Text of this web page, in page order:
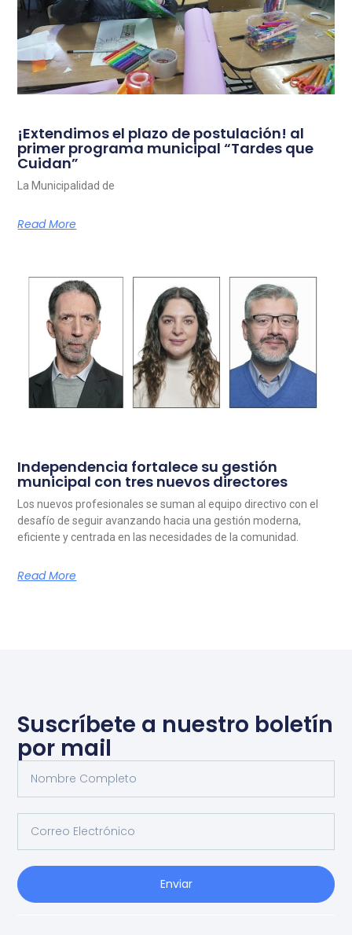
¡Extendimos el plazo de postulación! al
primer programa municipal “Tardes que
Cuidan”
La Municipalidad de
Read More
Independencia fortalece su gestión
municipal con tres nuevos directores
Los nuevos profesionales se suman al equipo directivo con el
desafío de seguir avanzando hacia una gestión moderna,
eficiente y centrada en las necesidades de la comunidad.
Read More
Suscríbete a nuestro boletín
por mail
Enviar